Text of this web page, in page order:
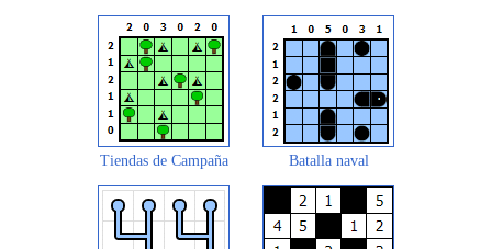
Tiendas de Campaña Batalla naval